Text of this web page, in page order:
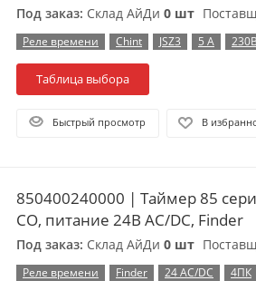
Под заказ: Склад АйДи 0 шт
Реле времени Chint JSZ3 5 А
Таблица выбора
Быстрый просмотр В
850400240000 | Таймер 85
СО, питание 24В АC/DC, Finder
Под заказ: Склад АйДи 0 шт
Реле времени Finder 24 АС/DC 4ПК